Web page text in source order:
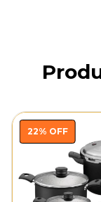
22% OFF